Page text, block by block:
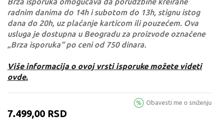
radnim danima do 14h i subotom do 13h, stignu istog
dana do 20h, uz plaćanje karticom ili pouzećem. Ova
usluga je dostupna u Beogradu za proizvode označene
„Brza isporuka“ po ceni od 750 dinara.
Više informacija o ovoj vrsti isporuke možete videti
ovde.
7.499,00 RSD
Obavesti me o sniženju